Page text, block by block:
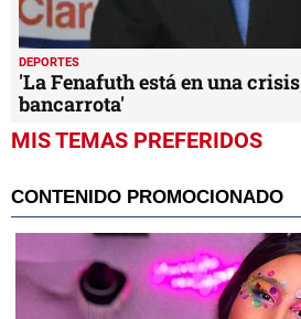
DEPORTES
'La Fenafuth está en una
bancarrota'
MIS TEMAS PREFERIDOS